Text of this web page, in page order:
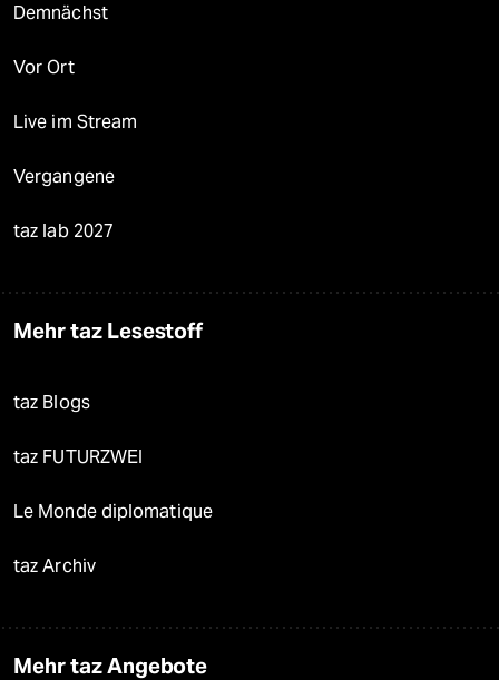
Demnächst
Vor Ort
Live im Stream
Vergangene
taz lab 2027
Mehr taz Lesestoff
taz Blogs
taz FUTURZWEI
Le Monde diplomatique
taz Archiv
Mehr taz Angebote